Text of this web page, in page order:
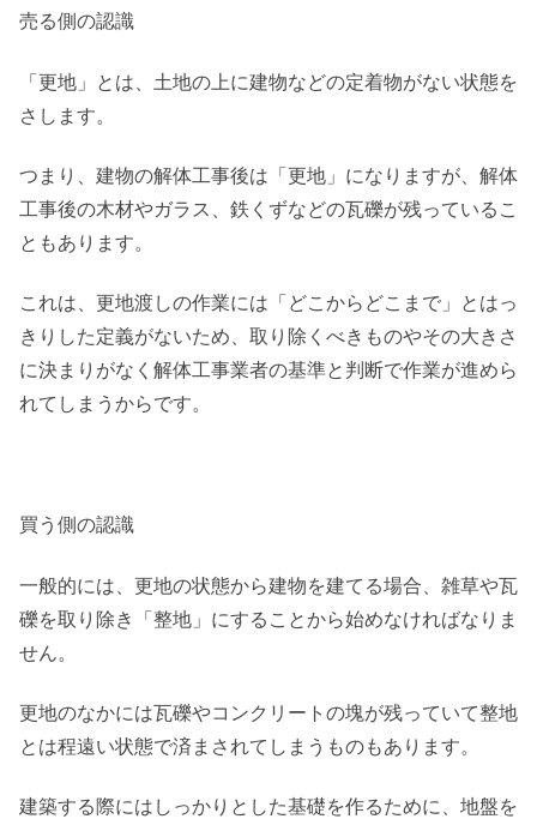
売る側の認識
「更地」とは、土地の上に建物などの定着物がない状態を
さします。
つまり、建物の解体工事後は「更地」になりますが、解体
工事後の木材やガラス、鉄くずなどの瓦礫が残っているこ
ともあります。
これは、更地渡しの作業には「どこからどこまで」とはっ
きりした定義がないため、取り除くべきものやその大きさ
に決まりがなく解体工事業者の基準と判断で作業が進めら
れてしまうからです。
買う側の認識
一般的には、更地の状態から建物を建てる場合、雑草や瓦
礫を取り除き「整地」にすることから始めなければなりま
せん。
更地のなかには瓦礫やコンクリートの塊が残っていて整地
とは程遠い状態で済まされてしまうものもあります。
建築する際にはしっかりとした基礎を作るために、地盤を